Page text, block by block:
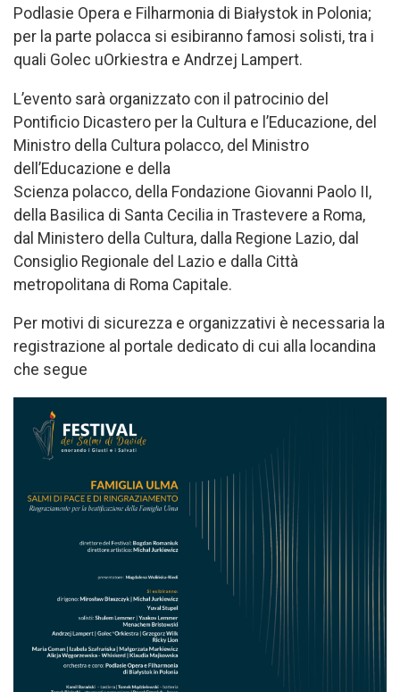
Podlasie Opera e Filharmonia di Białystok in Polonia;
per la parte polacca si esibiranno famosi solisti, tra i
quali Golec uOrkiestra e Andrzej Lampert.
L’evento sarà organizzato con il patrocinio del
Pontificio Dicastero per la Cultura e l’Educazione, del
Ministro della Cultura polacco, del Ministro
dell’Educazione e della
Scienza polacco, della Fondazione Giovanni Paolo II,
della Basilica di Santa Cecilia in Trastevere a Roma,
dal Ministero della Cultura, dalla Regione Lazio, dal
Consiglio Regionale del Lazio e dalla Città
metropolitana di Roma Capitale.
Per motivi di sicurezza e organizzativi è necessaria la
registrazione al portale dedicato di cui alla locandina
che segue